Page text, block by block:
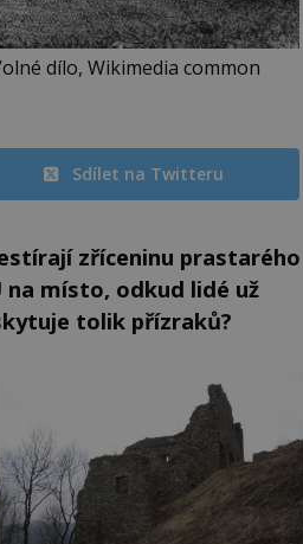
dílo, Wikimedia common
Sdílet na Twitteru
zříceninu prastarého
na místo, odkud lidé už
tolik přízraků?